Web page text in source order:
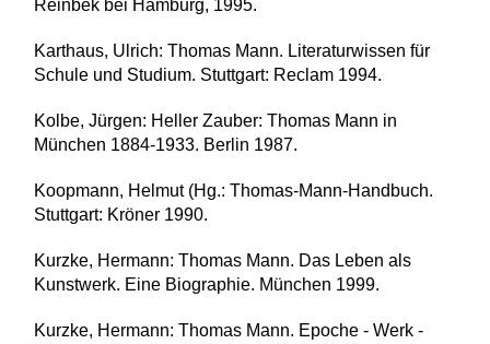
Reinbek bei Hamburg, 1995.
Karthaus, Ulrich: Thomas Mann. Literaturwissen für
Schule und Studium. Stuttgart: Reclam 1994.
Kolbe, Jürgen: Heller Zauber: Thomas Mann in
München 1884-1933. Berlin 1987.
Koopmann, Helmut (Hg.: Thomas-Mann-Handbuch.
Stuttgart: Kröner 1990.
Kurzke, Hermann: Thomas Mann. Das Leben als
Kunstwerk. Eine Biographie. München 1999.
Kurzke, Hermann: Thomas Mann. Epoche - Werk -